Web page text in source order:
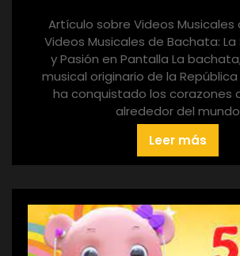
Artículo sobre Videos
Videos Musicales de Bachata:
y Pasión en Pantalla La
musical originario de la
ha conquistado los corazones
alrededor del mundo
Leer más